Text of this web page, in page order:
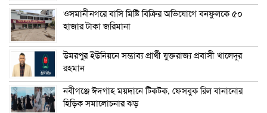
ওসমানীনগরে বাসি মিষ্টি বিক্রির অভিযোগে বনফুলকে ৫০
হাজার টাকা জরিমানা
উমরপুর ইউনিয়নে সম্ভাব্য প্রার্থী যুক্তরাজ্য প্রবাসী খালেদুর
রহমান
নবীগঞ্জে ঈদগাহ ময়দানে টিকটক, ফেসবুক রিল বানানোর
হিড়িক সমালোচনার ঝড়